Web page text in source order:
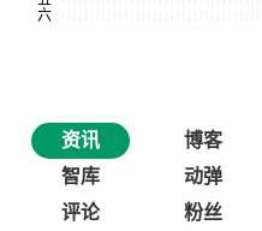
资讯 博客
智库
动弹
评论
粉丝